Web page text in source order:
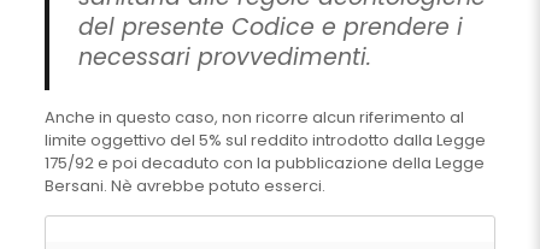
del presente Codice e prendere i
necessari provvedimenti.
Anche in questo caso, non ricorre alcun riferimento al
limite oggettivo del 5% sul reddito introdotto dalla Legge
175/92 e poi decaduto con la pubblicazione della Legge
Bersani. Nè avrebbe potuto esserci.